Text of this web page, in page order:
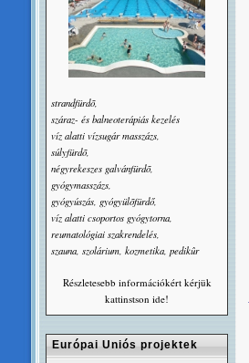
strandfürdõ,
száraz- és balneoterápiás kezelés
víz alatti vízsugár masszázs,
súlyfürdõ,
négyrekeszes galvánfürdõ,
gyógymasszázs,
gyógyúszás, gyógyülõfürdő,
víz alatti csoportos gyógytorna,
reumatológiai szakrendelés,
szauna, szolárium, kozmetika, pedikûr
Részletesebb információkért kérjük
kattinstson ide!
Európai Uniós projektek